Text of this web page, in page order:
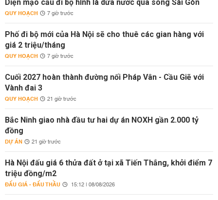
Diện mạo cầu đi bộ hình lá dừa nước qua sông Sài Gòn
QUY HOẠCH 7 giờ trước
Phố đi bộ mới của Hà Nội sẽ cho thuê các gian hàng với
giá 2 triệu/tháng
QUY HOẠCH 7 giờ trước
Cuối 2027 hoàn thành đường nối Pháp Vân - Cầu Giẽ với
Vành đai 3
QUY HOẠCH 21 giờ trước
Bắc Ninh giao nhà đầu tư hai dự án NOXH gần 2.000 tỷ
đồng
DỰ ÁN 21 giờ trước
Hà Nội đấu giá 6 thửa đất ở tại xã Tiến Thắng, khởi điểm 7
triệu đồng/m2
ĐẤU GIÁ - ĐẤU THẦU 15:12 | 08/08/2026